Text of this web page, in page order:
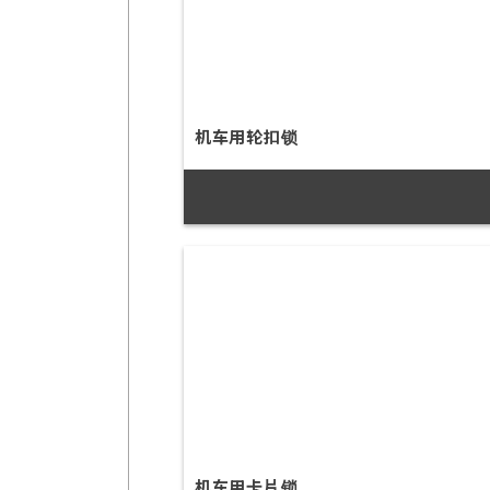
机车用轮扣锁